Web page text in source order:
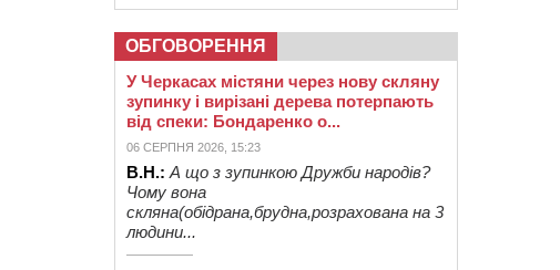
ОБГОВОРЕННЯ
У Черкасах містяни через нову скляну
зупинку і вирізані дерева потерпають
від спеки: Бондаренко о...
06 СЕРПНЯ 2026, 15:23
В.Н.: А що з зупинкою Дружби народів?
Чому вона
скляна(обідрана,брудна,розрахована на 3
людини...